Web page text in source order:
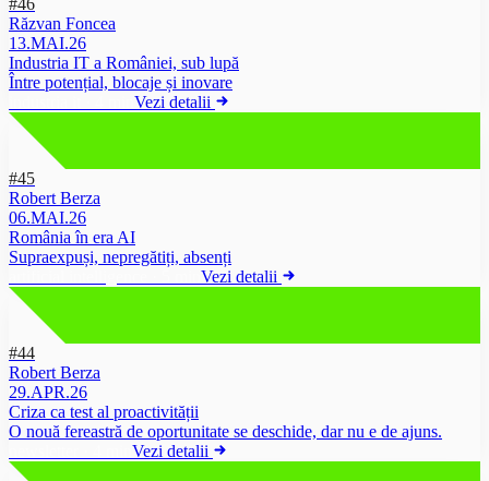
#46
Răzvan Foncea
13.MAI.26
Industria IT a României, sub lupă
Între potențial, blocaje și inovare
Vezi detalii
#45
Robert Berza
06.MAI.26
România în era AI
Supraexpuși, nepregătiți, absenți
Vezi detalii
#44
Robert Berza
29.APR.26
Criza ca test al proactivității
O nouă fereastră de oportunitate se deschide, dar nu e de ajuns.
Vezi detalii